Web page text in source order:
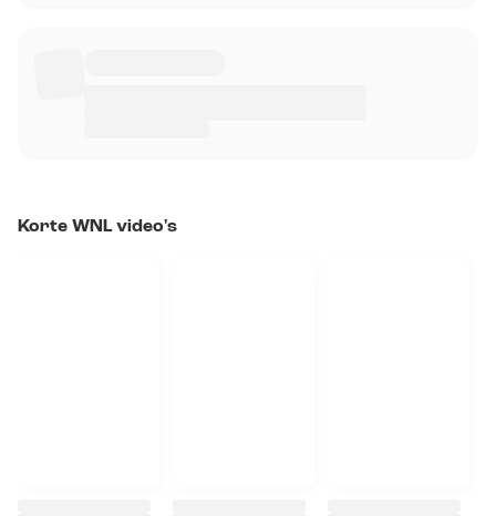
Korte WNL video's